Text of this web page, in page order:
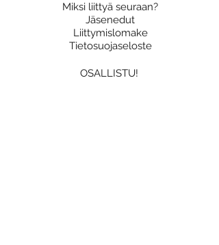
Miksi liittyä seuraan?
Jäsenedut
Liittymislomake
Tietosuojaseloste
OSALLISTU!